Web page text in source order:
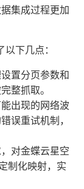
集成过程更加
下几点：
置分页参数和
整抓取。
出现的网络波
误重试机制，
对金蝶云星空
制化映射，实